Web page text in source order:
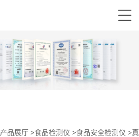
产品展厅 >食品检测仪 >食品安全检测仪 >真